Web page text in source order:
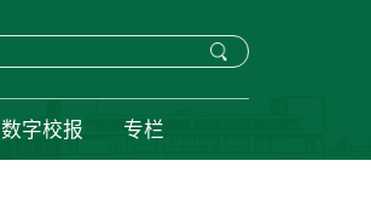
数字校报 专栏